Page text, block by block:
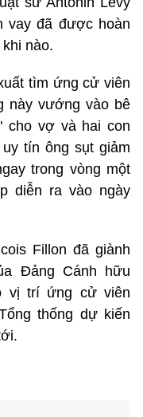
vay đã được hoàn
nào.
tìm ứng cử viên
này vướng vào bê
cho vợ và hai con
tín ông sụt giảm
trong vòng một
diễn ra vào ngày
Fillon đã giành
Đảng Cánh hữu
vị trí ứng cử viên
thống dự kiến